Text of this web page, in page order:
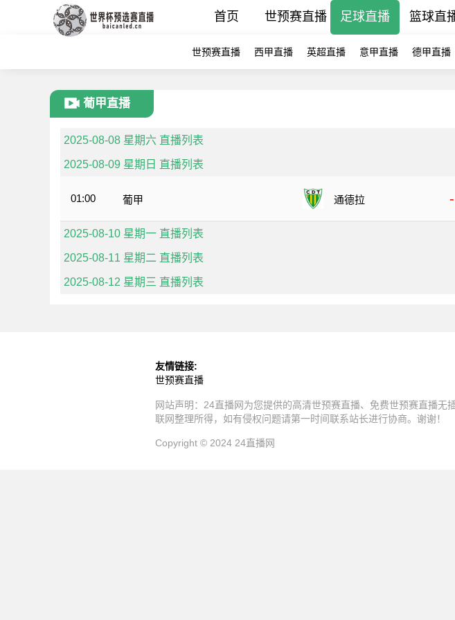
首页 世预赛直播 足球直播 篮球直
世预赛直播 西甲直播 英超直播 意甲直播 德甲直播
葡甲直播
2025-08-08 星期六 直播列表
2025-08-09 星期日 直播列表
01:00 葡甲 通德拉 -
2025-08-10 星期一 直播列表
2025-08-11 星期二 直播列表
2025-08-12 星期三 直播列表
友情链接:
世预赛直播
网站声明：24直播网为您提供的高清世预赛直播、免费世预赛直播
联网整理所得，如有侵权问题请第一时间联系站长进行协商。谢谢！
Copyright © 2024 24直播网